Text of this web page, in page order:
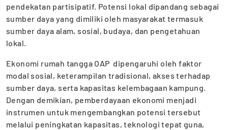
pendekatan partisipatif. Potensi lokal dipandang sebagai
sumber daya yang dimiliki oleh masyarakat termasuk
sumber daya alam, sosial, budaya, dan pengetahuan
lokal.
Ekonomi rumah tangga OAP dipengaruhi oleh faktor
modal sosial, keterampilan tradisional, akses terhadap
sumber daya, serta kapasitas kelembagaan kampung.
Dengan demikian, pemberdayaan ekonomi menjadi
instrumen untuk mengembangkan potensi tersebut
melalui peningkatan kapasitas, teknologi tepat guna,